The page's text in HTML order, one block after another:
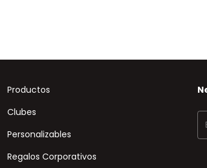
Productos
Clubes
Personalizables
Regalos Corporativos